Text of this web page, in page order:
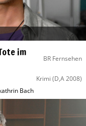
im
BR Fernsehen
Krimi (D,A 2008)
Bach